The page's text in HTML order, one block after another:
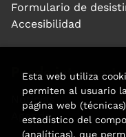
Formulario de
Accesibilidad
Puede interesarte
Noticias
Agenda
Esta web utiliza
permiten al usuario
página web
estadístico del
(analíticas), que